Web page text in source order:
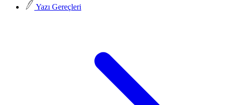
Yazı Gereçleri